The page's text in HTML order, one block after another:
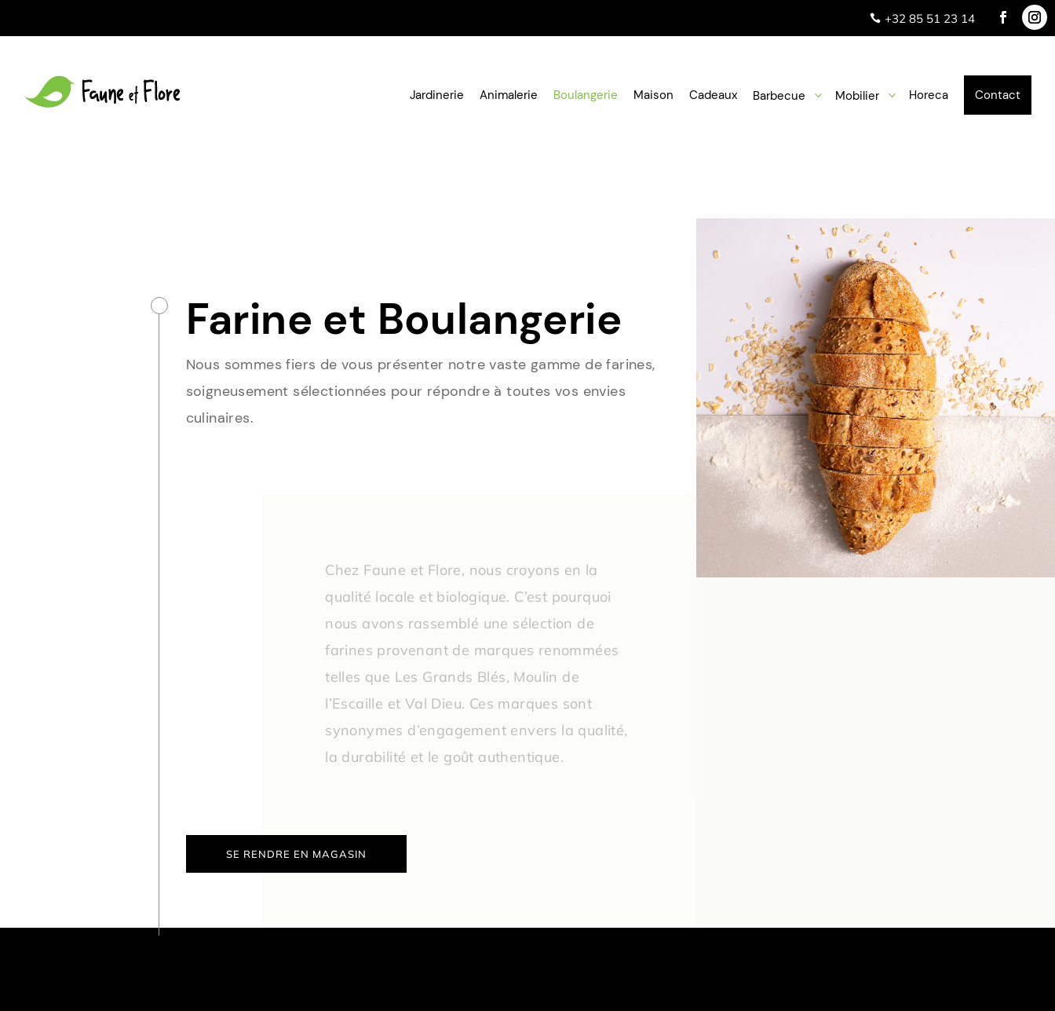
 +32 85 51 23 14
Jardinerie Animalerie Boulangerie Maison Cadeaux Barbecue 3 Mobilier 3 Horeca Contact
Farine et Boulangerie
Nous sommes fiers de vous présenter notre vaste gamme de farines,
soigneusement sélectionnées pour répondre à toutes vos envies
culinaires.
Chez Faune et Flore, nous croyons en la
qualité locale et biologique. C’est pourquoi
nous avons rassemblé une sélection de
farines provenant de marques renommées
telles que Les Grands Blés, Moulin de
l’Escaille et Val Dieu. Ces marques sont
synonymes d’engagement envers la qualité,
la durabilité et le goût authentique.
SE RENDRE EN MAGASIN